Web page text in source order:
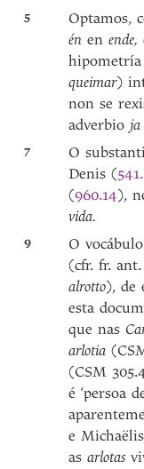
5
Optamos,
énen ende,
queimar)
non se
adverbio
7 O
Denis (
(960.14),
vida.
9 O
(cfr. fr.
alrotto), de
esta
que nas
arlotia
(CSM
é‘persoa
e
asarlotas